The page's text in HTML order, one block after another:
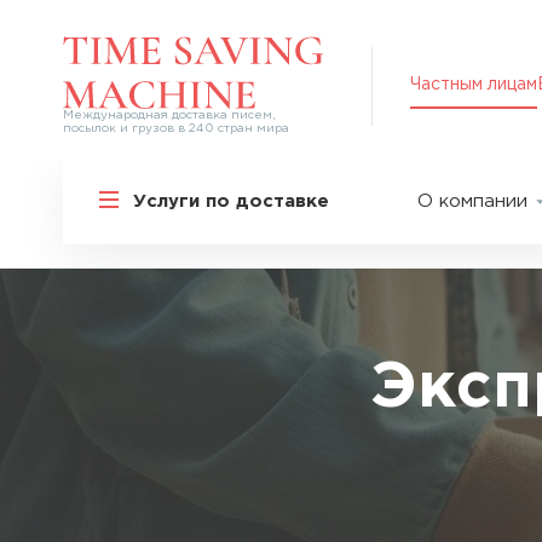
Международная доставка писем,
посылок и грузов в 240 стран мира
Частным лицам
Услуги по доставке
Международная доставка
СНГ
Экспресс-доставка в Россию
Специальные сервисы
Перевозка специальных грузов
О компании
Оплата
Вакансии
Акции